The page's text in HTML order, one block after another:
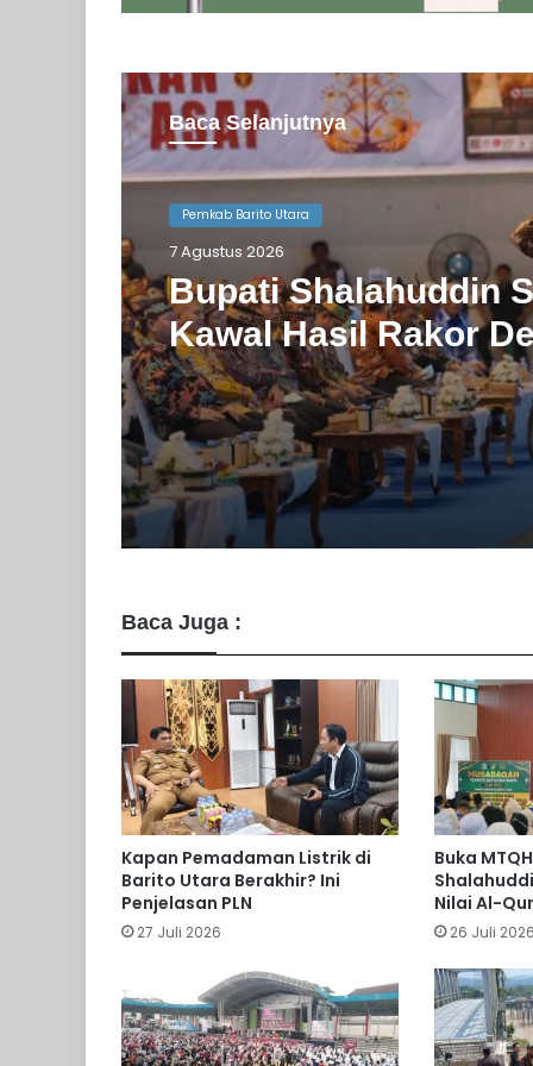
Baca Selanjutnya
7 Agustus 2026
Bupati Shalahuddin
Kawal Hasil Rakor
Kalteng
6 Agustus 2026
Barito Utara Kaji Tiru
Inovasi Unggulan
Bantul
Baca Juga :
Kapan Pemadaman Listrik di
Barito Utara Berakhir? Ini
Penjelasan PLN
27 Juli 2026
Buka
Nilai Al-
26 Juli 2026